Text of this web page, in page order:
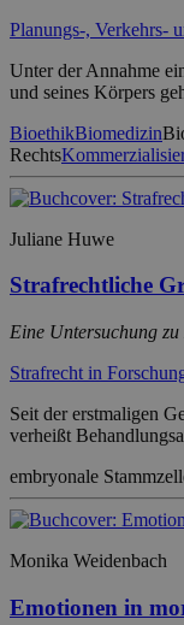
Planungs-, Verkehrs-
Unter der Annahme
und seines Körpers
BioethikBiomedizin
Rechts
Juliane Huwe
Strafrechtliche
Eine Untersuchung
Strafrecht in
Seit der erstmaligen
verheißt
embryonale
Monika Weidenbach
Emotionen in